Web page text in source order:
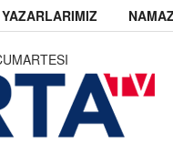
YAZARLARIMIZ